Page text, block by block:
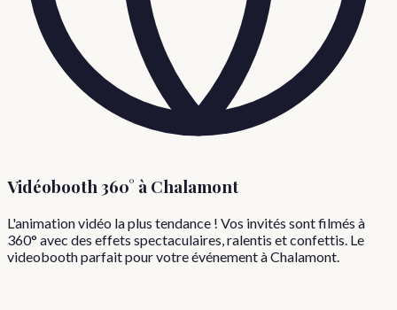
Vidéobooth 360° à Chalamont
L'animation vidéo la plus tendance ! Vos invités sont filmés à
360° avec des effets spectaculaires, ralentis et confettis. Le
videobooth parfait pour votre événement àChalamont